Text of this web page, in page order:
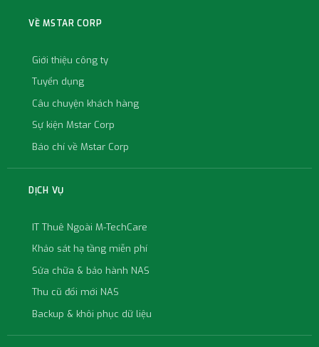
VỀ MSTAR CORP
Giới thiệu công ty
Tuyển dụng
Câu chuyện khách hàng
Sự kiện Mstar Corp
Báo chí về Mstar Corp
DỊCH VỤ
IT Thuê Ngoài M-TechCare
Khảo sát hạ tầng miễn phí
Sửa chữa & bảo hành NAS
Thu cũ đổi mới NAS
Backup & khôi phục dữ liệu